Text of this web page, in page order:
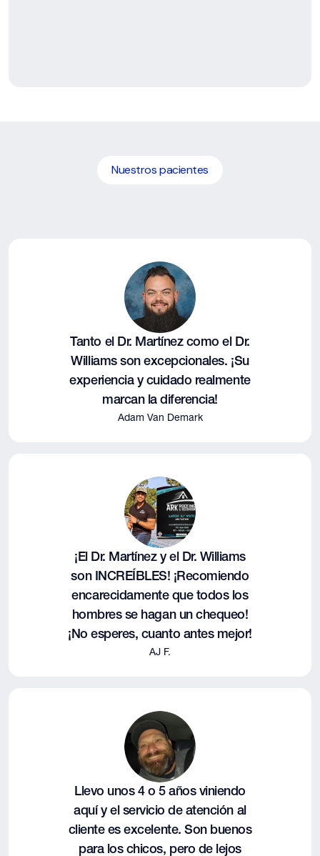
Nuestros pacientes
Tanto el Dr. Martínez como el Dr.
Williams son excepcionales. ¡Su
experiencia y cuidado realmente
marcan la diferencia!
Adam Van Demark
¡El Dr. Martínez y el Dr. Williams
son INCREÍBLES! ¡Recomiendo
encarecidamente que todos los
hombres se hagan un chequeo!
¡No esperes, cuanto antes mejor!
AJ F.
Llevo unos 4 o 5 años viniendo
aquí y el servicio de atención al
cliente es excelente. Son buenos
para los chicos, pero de lejos